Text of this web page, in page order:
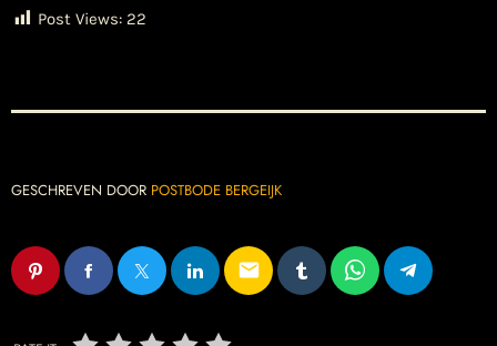
Post Views: 22
GESCHREVEN DOOR POSTBODE BERGEIJK
email